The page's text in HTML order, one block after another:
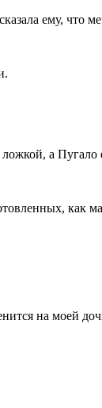
ему, что
а Пугало
как
на моей